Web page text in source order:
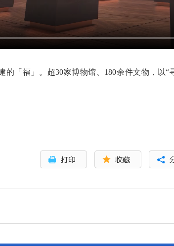
的「福」。超30家博物馆、180余件文物，